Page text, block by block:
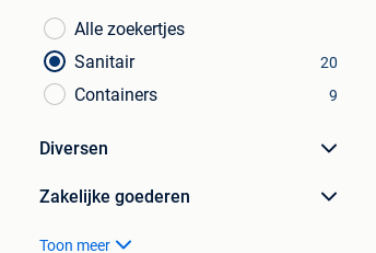
Alle zoekertjes
Sanitair
20
Containers 9
Diversen
Zakelijke goederen
Toon meer